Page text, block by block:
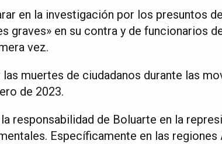
en la investigación por los presuntos
graves» en su contra y de funcionarios
vez.
muertes de ciudadanos durante las
de 2023.
responsabilidad de Boluarte en la
Específicamente en las regiones